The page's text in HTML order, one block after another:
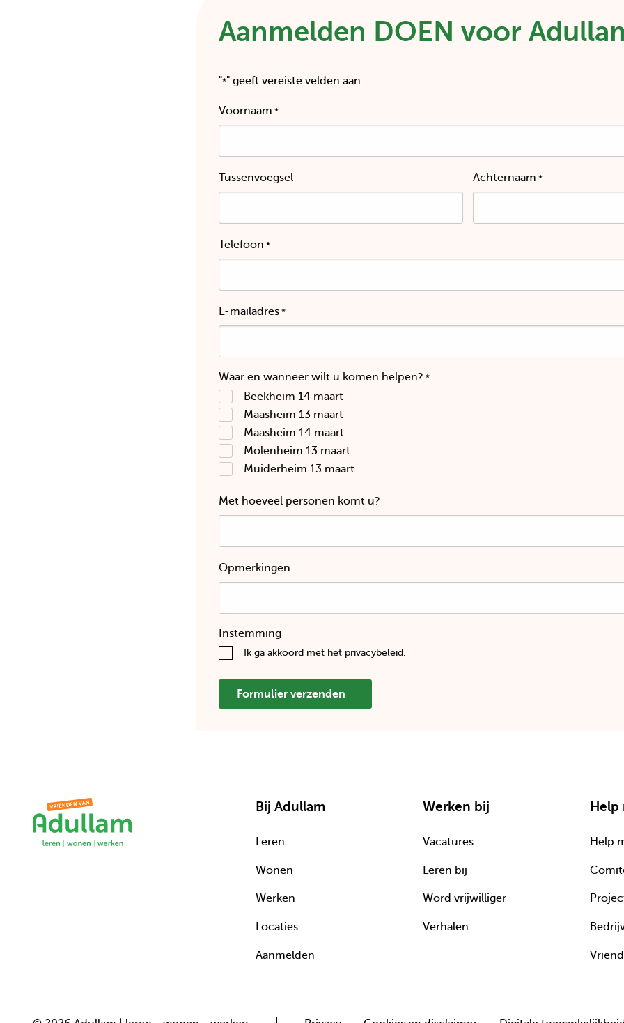
Aanmelden DOEN voor
"*" geeft vereiste velden aan
Voornaam *
Tussenvoegsel Achternaam *
Telefoon *
E-mailadres *
Waar en wanneer wilt u komen helpen? *
Beekheim 14 maart
Maasheim 13 maart
Maasheim 14 maart
Molenheim 13 maart
Muiderheim 13 maart
Met hoeveel personen komt u?
Opmerkingen
Instemming
Ik ga akkoord met het privacybeleid.
Bij Adullam
Leren
Wonen
Werken
Locaties
Aanmelden
Werken bij
Vacatures
Leren bij
Word vrijwilliger
Verhalen
Help
Help